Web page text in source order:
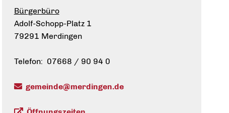
Bürgerbüro
Adolf-Schopp-Platz 1
79291 Merdingen
Telefon: 07668 / 90 94 0
gemeinde@merdingen.de